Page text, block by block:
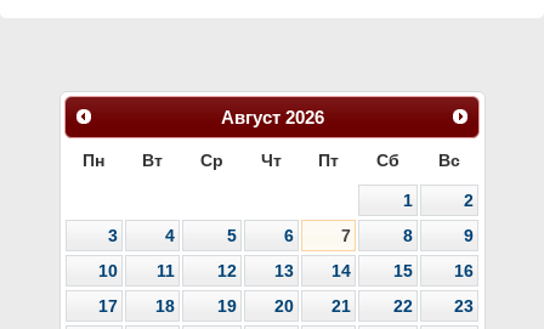
Август 2026
Пн Вт Ср Чт Пт Сб Вс
1
2
3
4 5 6 7 8
9
10
11 12 13 14 15
16
17
18 19 20 21 22
23